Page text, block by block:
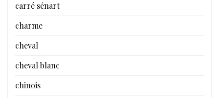
carré sénart
charme
cheval
cheval blanc
chinois